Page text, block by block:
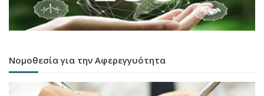
Νομοθεσία για την Αφερεγγυότητα